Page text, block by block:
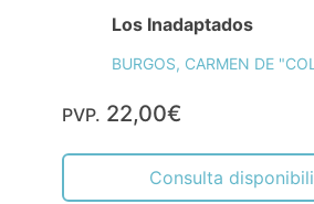
Los Inadaptados
BURGOS, CARMEN DE
PVP. 22,00€
Consulta